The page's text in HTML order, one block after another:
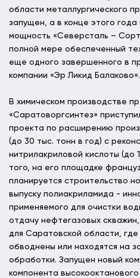
области металлургического
запущен, а в конце этого
мощность «Северсталь –
полной мере обеспеченный
еще одного завершенного в
компании «Эр Ликид Балаково».
В химическом производстве
«Саратоворгсинтез»
проекта по расширению
(до 30 тыс. тонн в год) с
нитрилакриловой кислоты (до
того, на его площадке
планируется строительство
выпуску полиакриламида -
применяемого для очистки
отдачу нефтегазовых
для Саратовской области,
обводнены или находятся на
обработки. Запущен новый
компонента